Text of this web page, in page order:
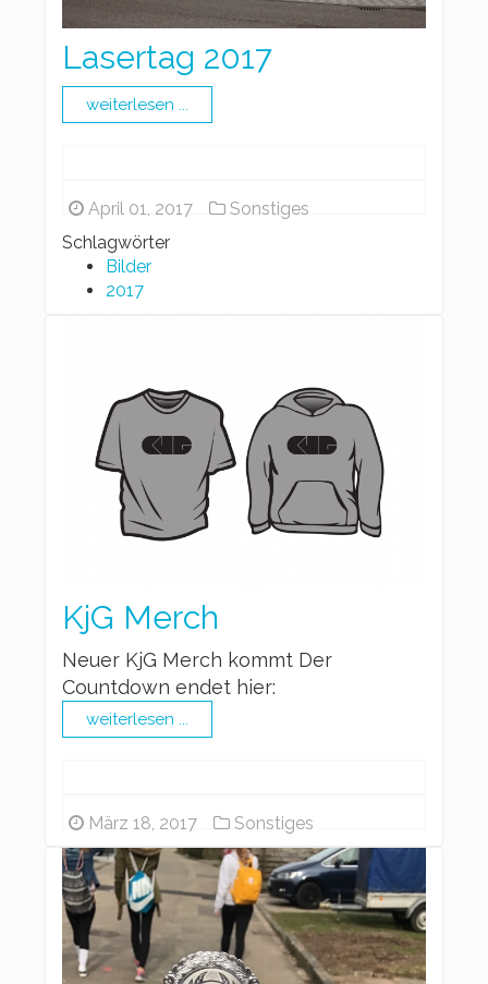
Lasertag 2017
weiterlesen ...
April 01, 2017
Sonstiges
Schlagwörter
Bilder
2017
KjG Merch
Neuer KjG Merch kommt Der
Countdown endet hier:
weiterlesen ...
März 18, 2017 Sonstiges